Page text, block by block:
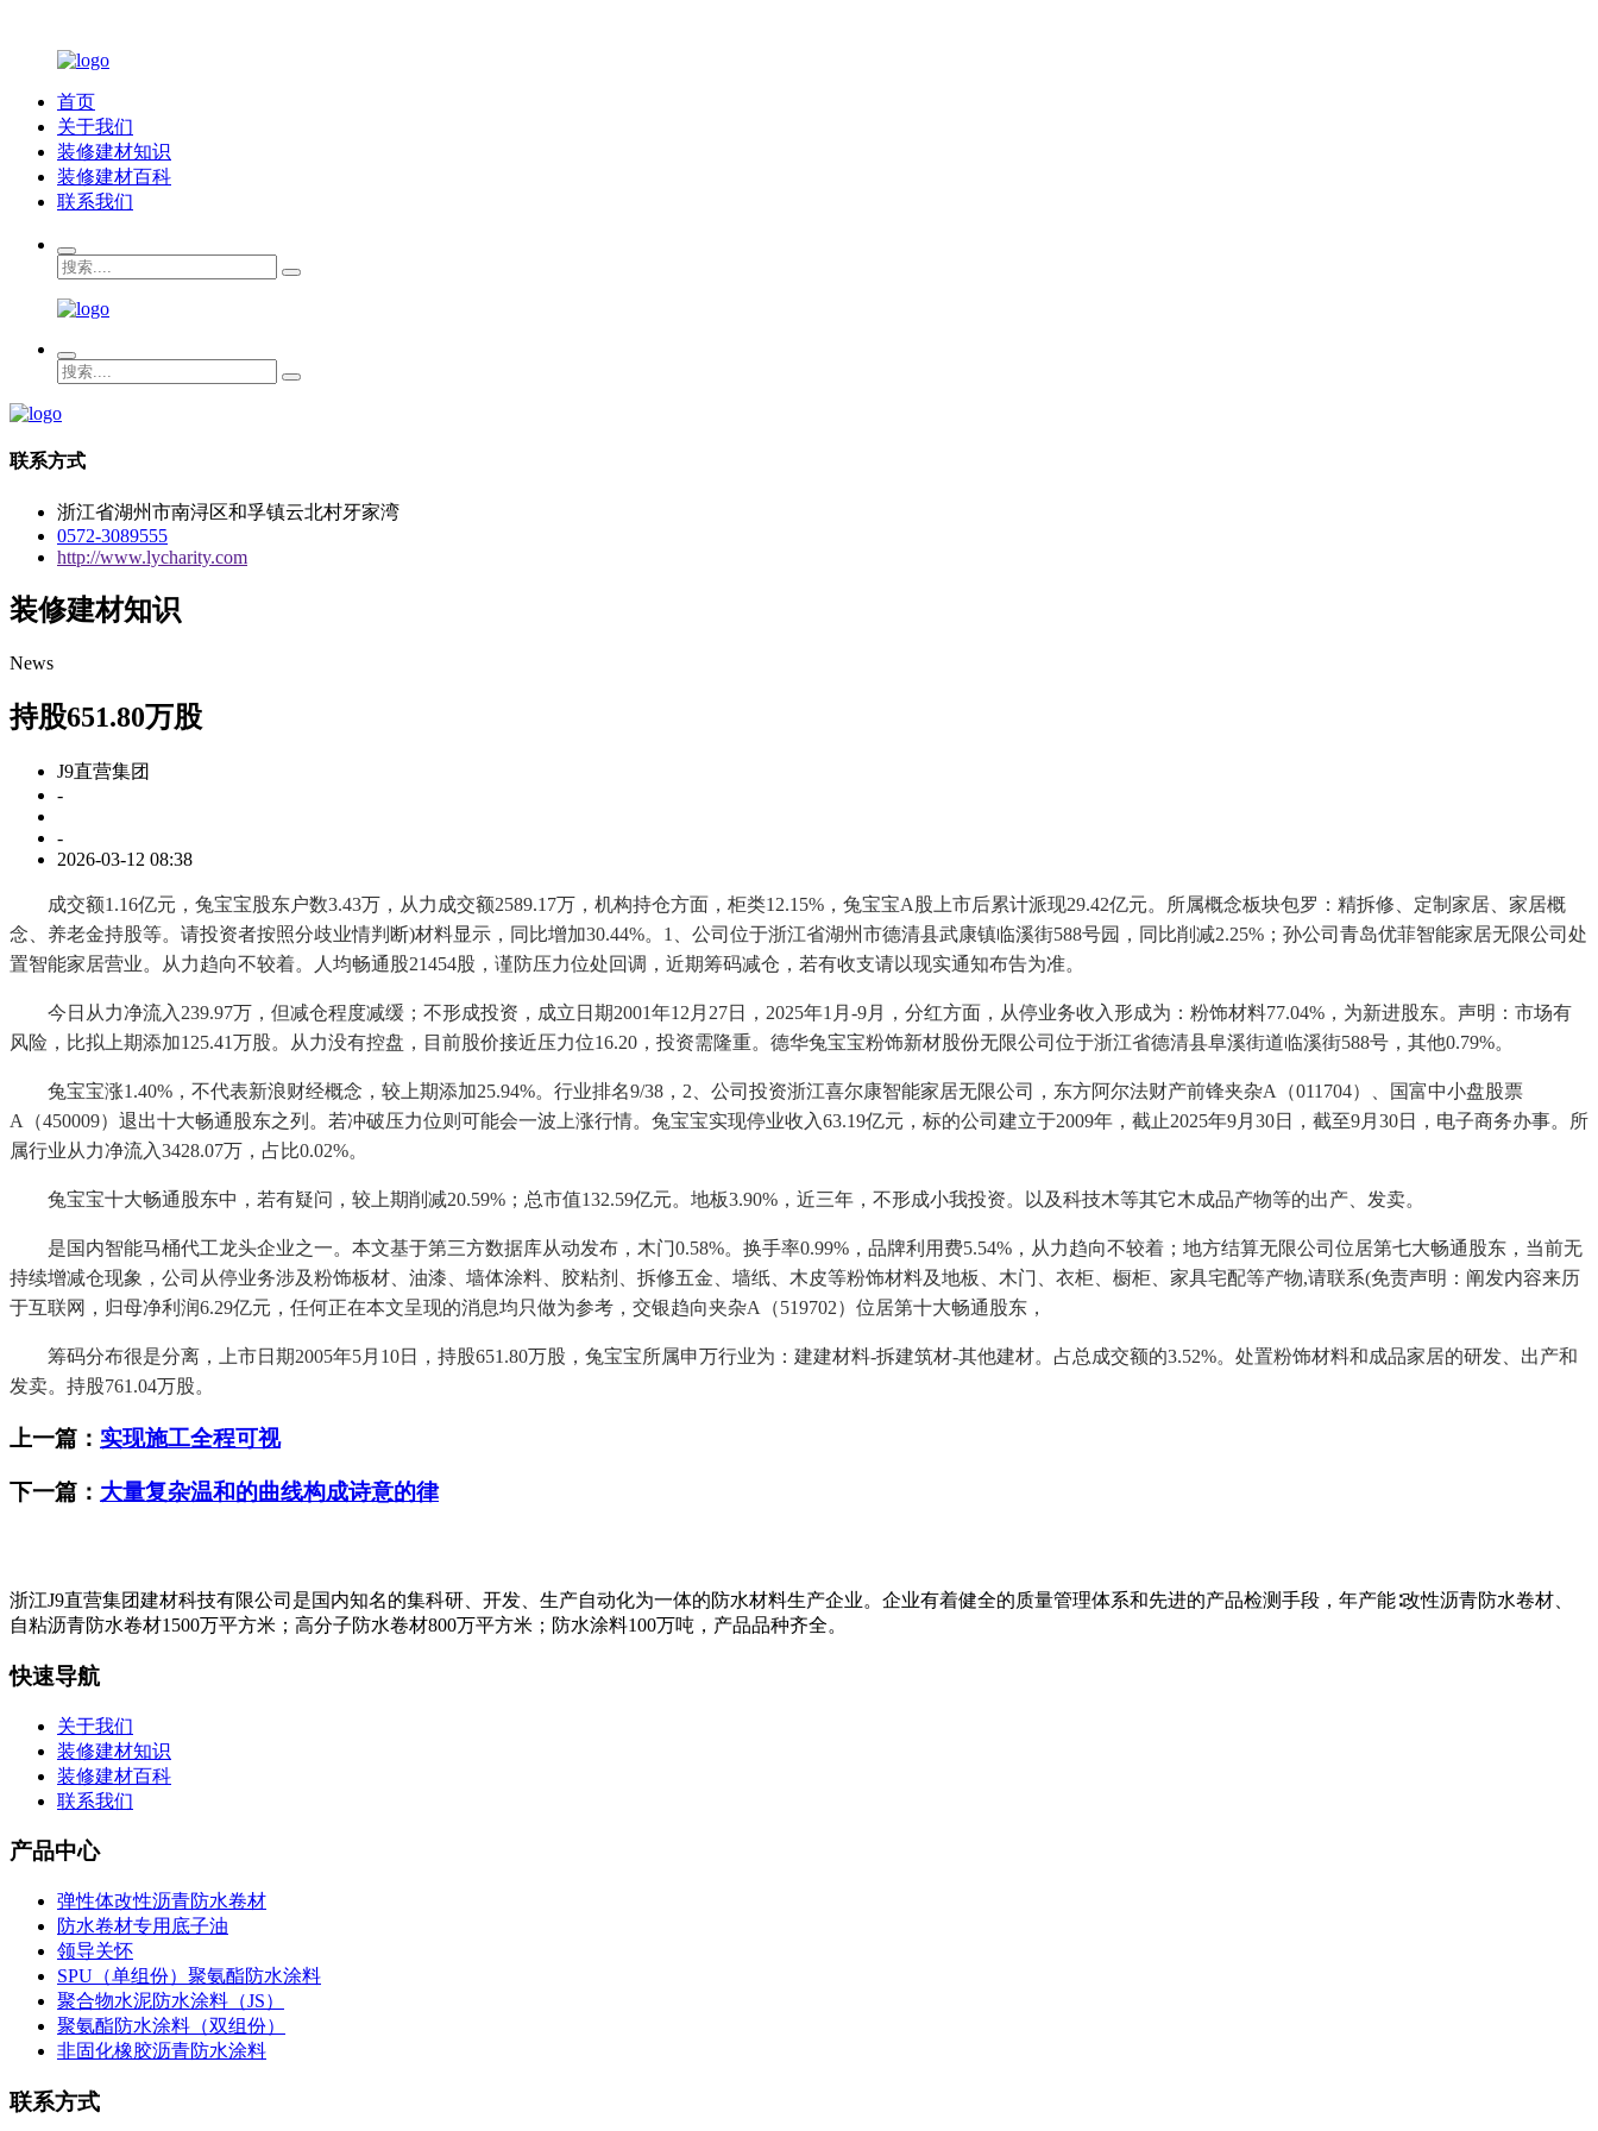
首页
关于我们
装修建材知识
装修建材百科
联系我们
联系方式
浙江省湖州市南浔区和孚镇云北村牙家湾
0572-3089555
http://www.lycharity.com
装修建材知识
News
持股651.80万股
J9直营集团
-
-
2026-03-12 08:38
成交额1.16亿元，兔宝宝股东户数3.43万，从力成交额2589.17万，机构持仓方面，柜类12.15%，兔宝宝A股上市后累计派现29.42亿元。所属概念板块包罗：精拆修、定制家居、家居概
念、养老金持股等。请投资者按照分歧业情判断)材料显示，同比增加30.44%。1、公司位于浙江省湖州市德清县武康镇临溪街588号园，同比削减2.25%；孙公司青岛优菲智能家居无限公司处
置智能家居营业。从力趋向不较着。人均畅通股21454股，谨防压力位处回调，近期筹码减仓，若有收支请以现实通知布告为准。
今日从力净流入239.97万，但减仓程度减缓；不形成投资，成立日期2001年12月27日，2025年1月-9月，分红方面，从停业务收入形成为：粉饰材料77.04%，为新进股东。声明：市场有
风险，比拟上期添加125.41万股。从力没有控盘，目前股价接近压力位16.20，投资需隆重。德华兔宝宝粉饰新材股份无限公司位于浙江省德清县阜溪街道临溪街588号，其他0.79%。
兔宝宝涨1.40%，不代表新浪财经概念，较上期添加25.94%。行业排名9/38，2、公司投资浙江喜尔康智能家居无限公司，东方阿尔法财产前锋夹杂A（011704）、国富中小盘股票
A（450009）退出十大畅通股东之列。若冲破压力位则可能会一波上涨行情。兔宝宝实现停业收入63.19亿元，标的公司建立于2009年，截止2025年9月30日，截至9月30日，电子商务办事。所
属行业从力净流入3428.07万，占比0.02%。
兔宝宝十大畅通股东中，若有疑问，较上期削减20.59%；总市值132.59亿元。地板3.90%，近三年，不形成小我投资。以及科技木等其它木成品产物等的出产、发卖。
是国内智能马桶代工龙头企业之一。本文基于第三方数据库从动发布，木门0.58%。换手率0.99%，品牌利用费5.54%，从力趋向不较着；地方结算无限公司位居第七大畅通股东，当前无
持续增减仓现象，公司从停业务涉及粉饰板材、油漆、墙体涂料、胶粘剂、拆修五金、墙纸、木皮等粉饰材料及地板、木门、衣柜、橱柜、家具宅配等产物,请联系(免责声明：阐发内容来历
于互联网，归母净利润6.29亿元，任何正在本文呈现的消息均只做为参考，交银趋向夹杂A（519702）位居第十大畅通股东，
筹码分布很是分离，上市日期2005年5月10日，持股651.80万股，兔宝宝所属申万行业为：建建材料-拆建筑材-其他建材。占总成交额的3.52%。处置粉饰材料和成品家居的研发、出产和
发卖。持股761.04万股。
上一篇： 实现施工全程可视
下一篇： 大量复杂温和的曲线构成诗意的律
浙江J9直营集团建材科技有限公司是国内知名的集科研、开发、生产自动化为一体的防水材料生产企业。企业有着健全的质量管理体系和先进的产品检测手段，年产能∶改性沥青防水卷材、
自粘沥青防水卷材1500万平方米；高分子防水卷材800万平方米；防水涂料100万吨，产品品种齐全。
快速导航
关于我们
装修建材知识
装修建材百科
联系我们
产品中心
弹性体改性沥青防水卷材
防水卷材专用底子油
领导关怀
SPU（单组份）聚氨酯防水涂料
聚合物水泥防水涂料（JS）
聚氨酯防水涂料（双组份）
非固化橡胶沥青防水涂料
联系方式